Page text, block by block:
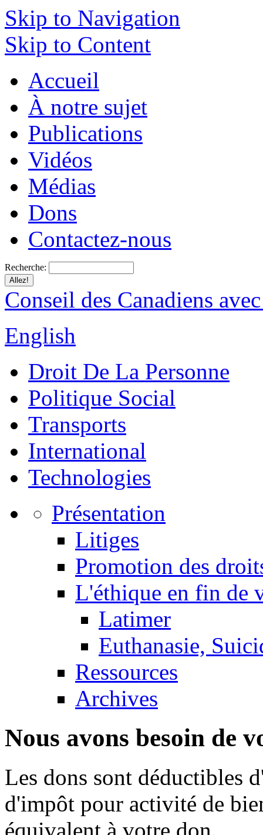
Skip to Navigation
Skip to Content
Accueil
À notre sujet
Publications
Vidéos
Médias
Dons
Contactez-nous
Recherche:
Conseil des Canadiens
English
Droit De La Personne
Politique Social
Transports
International
Technologies
Présentation
Litiges
Promotion des
L'éthique en fin de
Latimer
Euthanasie,
Ressources
Archives
Nous avons besoin de
Les dons sont déductibles
d'impôt pour activité de
équivalent à votre don.